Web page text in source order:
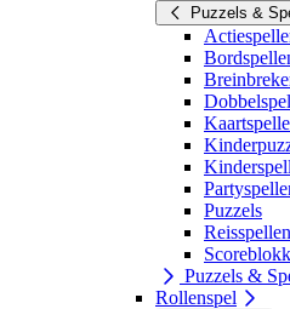
Puzzels &
Puzzels
Reisspellen
Puzzels &
Rollenspel